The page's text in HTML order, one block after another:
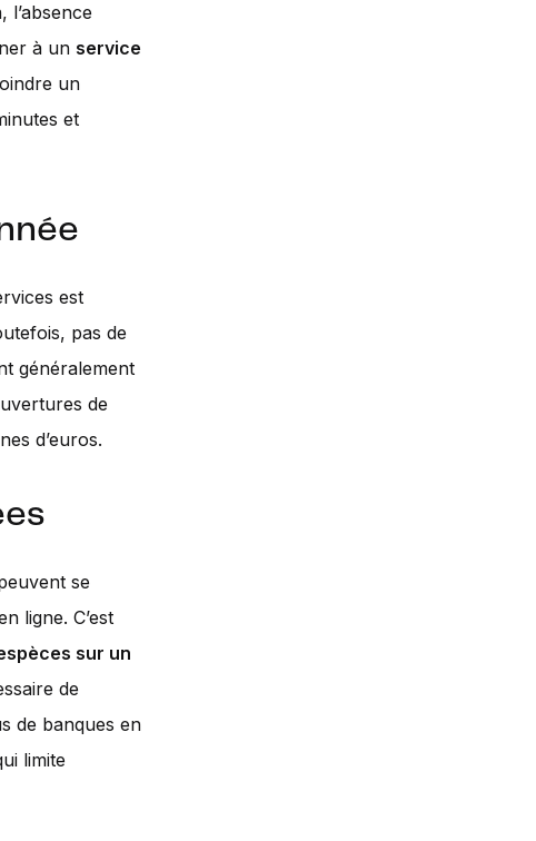
à un service
un
et
est
pas de
généralement
de
d’euros.
se
ligne. C’est
sur un
de
de banques en
limite